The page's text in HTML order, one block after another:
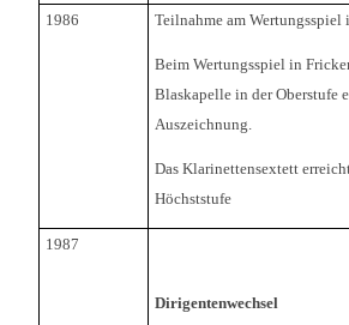
1986 Teilnahme am Wertungsspiel
Beim Wertungsspiel in
Blaskapelle in der Oberstufe
Auszeichnung.
Das Klarinettensextett
Höchststufe
1987
Dirigentenwechsel